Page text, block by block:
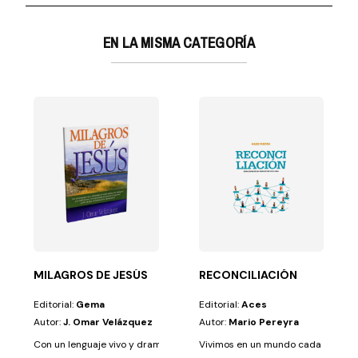
EN LA MISMA CATEGORÍA
dirige?En esta...
CELESTIAL
nuestra forma de ver la vida misma. Y aunque...
MILAGROS DE JESÚS
Editorial: Gema
Autor:J. Omar Velázquez
Con un lenguaje vivo y dramático, el autor enfatiza los milagros que
RECONCILIACIÓN
Editorial:Aces
Autor: Mario Pereyra
Vivimos en un mundo cada vez